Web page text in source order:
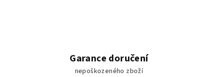
Garance doručení
nepoškozeného zboží